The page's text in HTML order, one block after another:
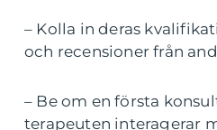
– Kolla in deras
och recensioner från
– Be om en första
terapeuten interagerar